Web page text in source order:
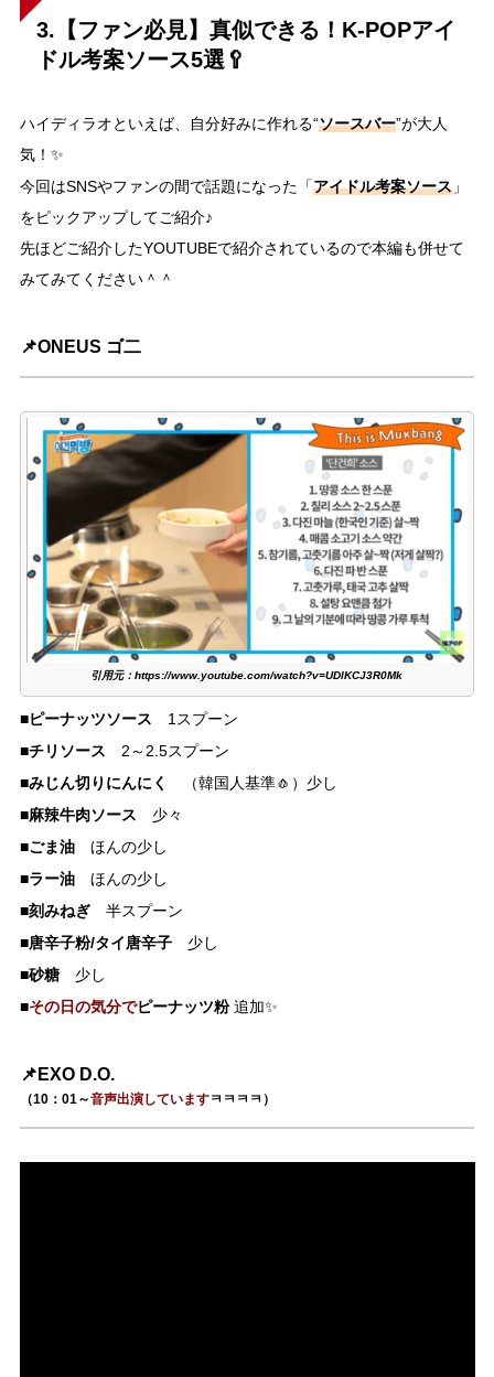
3.【ファン必見】真似できる！K-POPアイ
ドル考案ソース5選🥄
ハイディラオといえば、自分好みに作れる“ソースバー”が大人
気！✨
今回はSNSやファンの間で話題になった「 アイドル考案ソース」
をピックアップしてご紹介♪
先ほどご紹介したYOUTUBEで紹介されているので本編も併せて
みてみてください＾＾
📌ONEUS ゴ二
引用元：https://www.youtube.com/watch?v=UDlKCJ3R0Mk
■ピーナッツソース 1スプーン
■チリソース 2～2.5スプーン
■みじん切りにんにく
（韓国人基準🧄）少し
■麻辣牛肉ソース 少々
■ごま油ほんの少し
■ラー油ほんの少し
■刻みねぎ半スプーン
■唐辛子粉/タイ唐辛子少し
■砂糖少し
■その日の気分でピーナッツ粉追加✨
📌EXO D.O.
（10：01～音声出演していますㅋㅋㅋㅋ）